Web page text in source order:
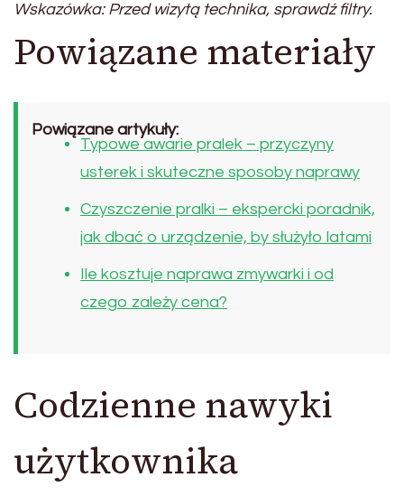
Wskazówka: Przed wizytą technika, sprawdź filtry.
Powiązane materiały
Powiązane artykuły:
Typowe awarie pralek – przyczyny
usterek i skuteczne sposoby naprawy
Czyszczenie pralki – ekspercki poradnik,
jak dbać o urządzenie, by służyło latami
Ile kosztuje naprawa zmywarki i od
czego zależy cena?
Codzienne nawyki
użytkownika